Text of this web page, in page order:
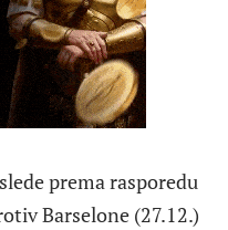
prema rasporedu
Barselone (27.12.)